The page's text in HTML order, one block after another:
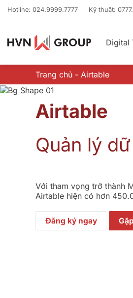
Bỏ
quaHotline: 024.9999.7777 Kỹ thuật:
Digital
Trang chủ - Airtable
Airtable
Quản lý
Với tham vọng trở thành
Airtable hiện có hơn
Đăng ký ngay